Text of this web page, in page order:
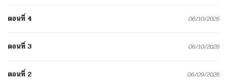
ตอนที่ 4 06/10/2026
ตอนที่ 3 06/10/2026
ตอนที่ 2 06/09/2026